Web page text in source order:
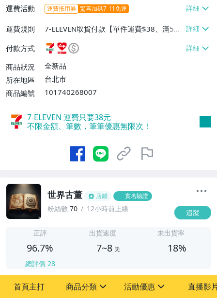
運費活動 運費抵用券 驚喜加碼7-11免運
運費規則
7-ELEVEN取貨付款【單件運費$38、滿5件
或消費滿$1298免運費】、7-ELEVEN取貨
不付款【免運費】、萊爾富取貨付款【單件
運費$60、滿5件或消費滿$1298免運
費】、宅配/貨運【單件運費$120、滿5件
付款方式
商品狀況
全新品
所在地區
台北市
商品編號
101740268007
7-ELEVEN 運費只要38元
不限金額、筆數，筆筆優惠無限次！
世界古董 店鋪 實名驗證
粉絲數 70 12小時前上線 追蹤
正評
96.7%
總評價 28
出貨速度
7~8 天
未出貨率
18%
首頁主打 商品分類 活動優惠 直播影